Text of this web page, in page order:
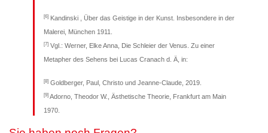
[6] Kandinski , Über das Geistige in der Kunst. Insbesondere in der
Malerei, München 1911.
[7] Vgl.: Werner, Elke Anna, Die Schleier der Venus. Zu einer
Metapher des Sehens bei Lucas Cranach d. Ä, in:
[8] Goldberger, Paul, Christo und Jeanne-Claude, 2019.
[9]Adorno, Theodor W., Ästhetische Theorie, Frankfurt am Main
1970.